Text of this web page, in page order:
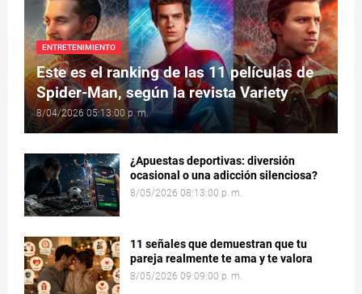
ENTRETENIMIENTO
Este es el ranking de las 11 películas de
Spider-Man, según la revista Variety
8/04/2026 05:13:00 p. m.
¿Apuestas deportivas: diversión
ocasional o una adicción silenciosa?
8/05/2026 08:13:00 p. m.
11 señales que demuestran que tu
pareja realmente te ama y te valora
8/05/2026 09:09:00 p. m.